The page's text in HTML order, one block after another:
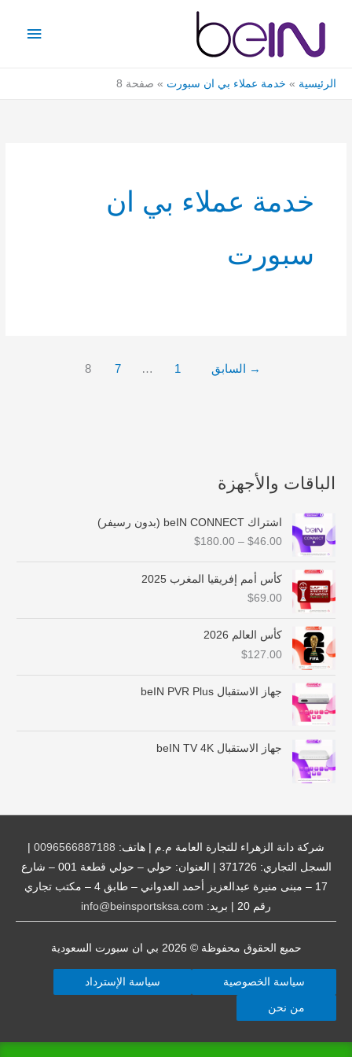
المحتوى
الرئيسية خدمة عملاء بي ان سبورت صفحة 8
خدمة عملاء بي ان
سبورت
→ السابق 1
…
7
8
الباقات والأجهزة
اشتراك beIN CONNECT (بدون رسيفر)
$46.00
–
$180.00 ا
ق
ا
م
ن
4
6
⁩
ل
ل
⁦
$
1
0
.
كأس أمم إفريقيا المغرب 2025
$69.00
كأس العالم 2026
$127.00
جهاز الاستقبال beIN PVR Plus
جهاز الاستقبال beIN TV 4K
شركة دانة الزهراء للتجارة العامة م.م | هاتف: 0096566887188
|
السجل التجاري: 371726 | العنوان: حولي – حولي قطعة 001 – شارع
17 – مبنى منيرة عبدالعزيز أحمد العدواني – طابق 4 – مكتب تجاري
رقم 20 | بريد:
info@beinsportsksa.com
حميع الحقوق محفوظة © 2026 بي ان سبورت السعودية
سياسة الخصوصية سياسة الإسترداد
من نحن